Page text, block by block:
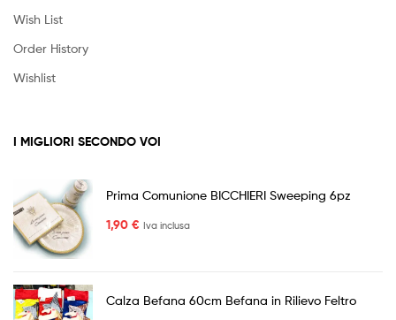
Wish List
Order History
Wishlist
I MIGLIORI SECONDO VOI
Prima Comunione BICCHIERI Sweeping 6pz
1,90 € Iva inclusa
Calza Befana 60cm Befana in Rilievo Feltro